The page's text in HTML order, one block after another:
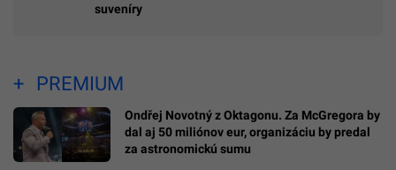
suveníry
PREMIUM
Ondřej Novotný z Oktagonu. Za McGregora by
dal aj 50 miliónov eur, organizáciu by predal
za astronomickú sumu